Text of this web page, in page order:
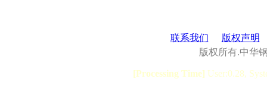
联系我们
版权声明
版权所有.中华
[Processing Time] User:0.28,